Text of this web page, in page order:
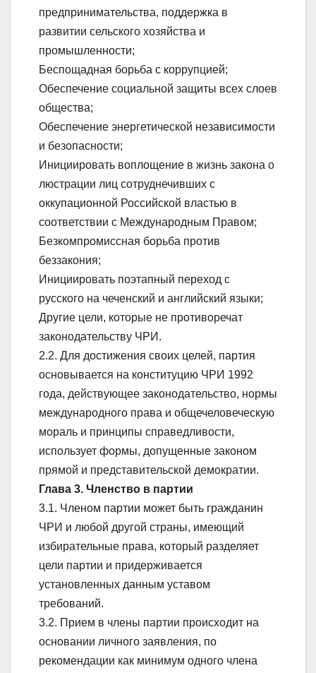
предпринимательства, поддержка в
развитии сельского хозяйства и
промышленности;
Беспощадная борьба с коррупцией;
Обеспечение социальной защиты всех слоев
общества;
Обеспечение энергетической независимости
и безопасности;
Инициировать воплощение в жизнь закона о
люстрации лиц сотруднечивших с
оккупационной Российской властью в
соответствии с Международным Правом;
Безкомпромиссная борьба против
беззакония;
Инициировать поэтапный переход с
русского на чеченский и английский языки;
Другие цели, которые не противоречат
законодательству ЧРИ.
2.2. Для достижения своих целей, партия
основывается на конституцию ЧРИ 1992
года, действующее законодательство, нормы
международного права и общечеловеческую
мораль и принципы справедливости,
использует формы, допущенные законом
прямой и представительской демократии.
Глава 3. Членство в партии
3.1. Членом партии может быть гражданин
ЧРИ и любой другой страны, имеющий
избирательные права, который разделяет
цели партии и придерживается
установленных данным уставом
требований.
3.2. Прием в члены партии происходит на
основании личного заявления, по
рекомендации как минимум одного члена